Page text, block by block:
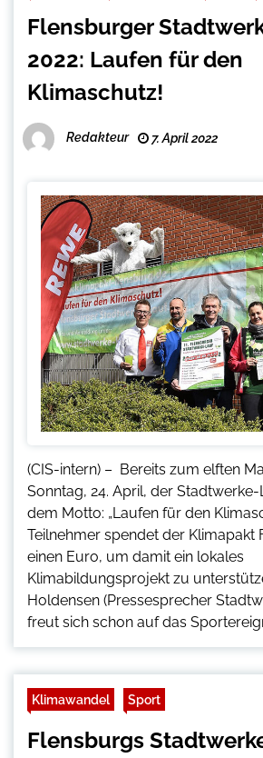
Flensburger
2022: Laufen für den
Klimaschutz!
Redakteur 7. April 2022
(CIS-intern) – Bereits zum elften
Sonntag, 24. April, der
dem Motto: „Laufen für den
Teilnehmer spendet der Klimapakt
einen Euro, um damit ein lokales
Klimabildungsprojekt zu
Holdensen (Pressesprecher
freut sich schon auf das
Klimawandel Sport
Flensburgs